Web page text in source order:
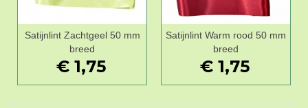
Satijnlint Zachtgeel 50 mm
breed
€ 1,75
Satijnlint Warm rood 50 mm
breed
€ 1,75